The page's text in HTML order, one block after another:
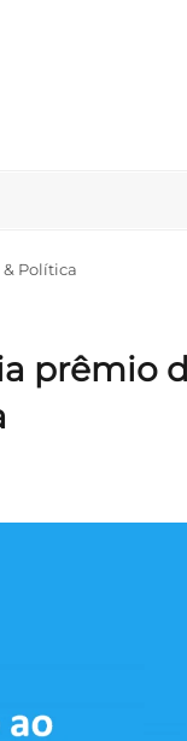
Política
prêmio